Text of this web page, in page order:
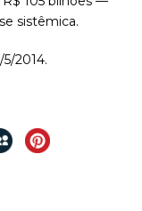
sistêmica.
2014.